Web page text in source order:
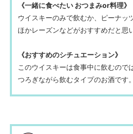
《一緒に食べたい おつまみor料理》
ウイスキーのみで飲むか、ピーナッ
ほかレーズンなどがおすすめだと思
《おすすめのシチュエーション》
このウイスキーは食事中に飲むので
つろぎながら飲むタイプのお酒です。